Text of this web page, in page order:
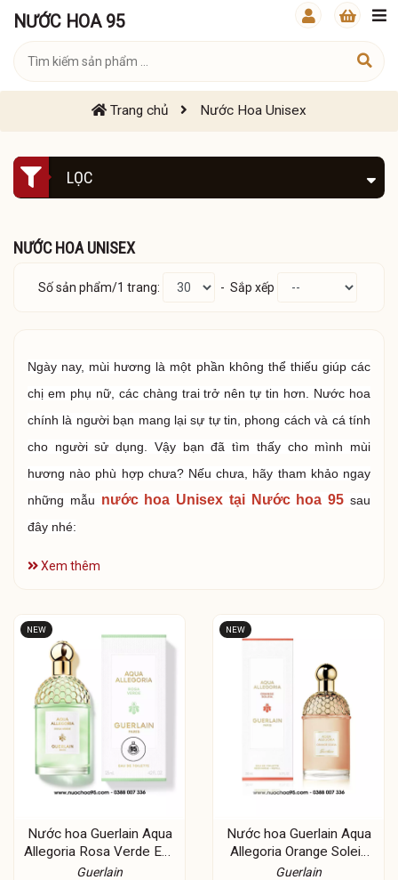
NƯỚC HOA 95
Trang chủ Nước Hoa Unisex
LỌC
NƯỚC HOA UNISEX
Số sản phẩm/1 trang: - Sắp xếp
Ngày nay, mùi hương là một phần không thể thiếu giúp các
chị em phụ nữ, các chàng trai trở nên tự tin hơn. Nước hoa
chính là người bạn mang lại sự tự tin, phong cách và cá tính
cho người sử dụng. Vậy bạn đã tìm thấy cho mình mùi
hương nào phù hợp chưa? Nếu chưa, hãy tham khảo ngay
những mẫu nước hoa Unisex tại Nước hoa 95 sau
đây nhé:
Xem thêm
NEW
Nước hoa Guerlain Aqua
Allegoria Rosa Verde Eau
De Toilette
Guerlain
NEW
Nước hoa Guerlain Aqua
Allegoria Orange Soleia
EDT
Guerlain